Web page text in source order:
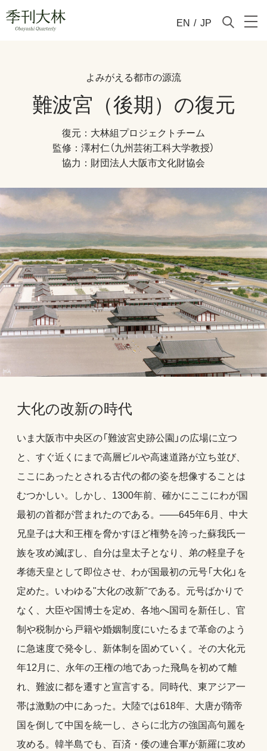
EN / JP
よみがえる都市の源流
難波宮（後期）の復元
復元：大林組プロジェクトチーム
監修：澤村仁（九州芸術工科大学教授）
協力：財団法人大阪市文化財協会
大化の改新の時代
いま大阪市中央区の「難波宮史跡公園」の広場に立つ
と、すぐ近くにまで高層ビルや高速道路が立ち並び、
ここにあったとされる古代の都の姿を想像することは
むつかしい。しかし、1300年前、確かにここにわが国
最初の首都が営まれたのである。――645年6月、中大
兄皇子は大和王権を脅かすほど権勢を誇った蘇我氏一
族を攻め滅ぼし、自分は皇太子となり、弟の軽皇子を
孝徳天皇として即位させ、わが国最初の元号「大化」を
定めた。いわゆる"大化の改新"である。元号ばかりで
なく、大臣や国博士を定め、各地へ国司を新任し、官
制や税制から戸籍や婚姻制度にいたるまで革命のよう
に急速度で発令し、新体制を固めていく。その大化元
年12月に、永年の王権の地であった飛鳥を初めて離
れ、難波に都を遷すと宣言する。同時代、東アジア一
帯は激動の中にあった。大陸では618年、大唐が隋帝
国を倒して中国を統一し、さらに北方の強国高句麗を
攻める。韓半島でも、百済・倭の連合軍が新羅に攻め